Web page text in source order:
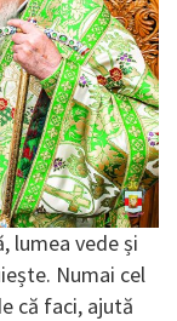
lumea vede și
Numai cel
că faci, ajută